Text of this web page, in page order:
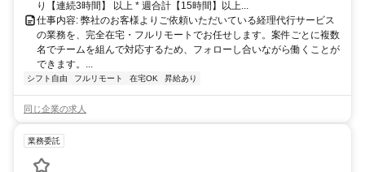
り【連続3時間】 以上 * 週合計【15時間】以上...
仕事内容: 弊社のお客様よりご依頼いただいている経理代行サービス
の業務を、完全在宅・フルリモートでお任せします。案件ごとに複数
名でチームを組んで対応するため、フォローし合いながら働くことが
できます。...
シフト自由 フルリモート 在宅OK 昇給あり
同じ企業の求人
業務委託